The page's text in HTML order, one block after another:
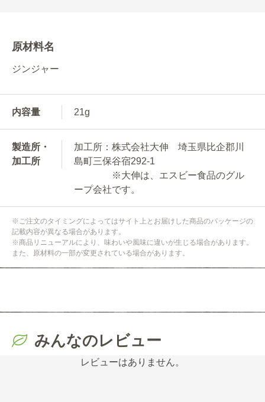
原材料名
ジンジャー
内容量 21g
製造所・
加工所
加工所：株式会社大伸 埼玉県比企郡川
島町三保谷宿292-1
※大伸は、エスビー食品のグル
ープ会社です。
※ご注文のタイミングによってはサイト上とお届けした商品のパッケージの
記載内容が異なる場合があります。
※商品リニューアルにより、味わいや風味に違いが生じる場合があります。
また、原材料の一部が変更されている場合があります。
みんなのレビュー
レビューはありません。